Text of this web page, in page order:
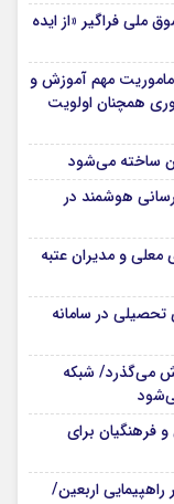
ملی فراگیر «از ایده
مهم آموزش و
همچنان اولویت
ساخته می‌شود
هوشمند در
و مدیران عتبه
در سامانه
می‌گذرد/ شبکه
فرهنگیان برای
راهپیمایی اربعین/